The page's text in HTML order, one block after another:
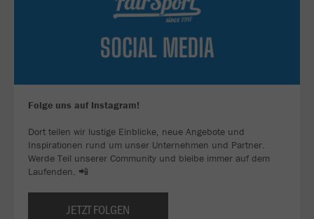
Folge uns auf Instagram!
Dort teilen wir lustige Einblicke, neue Angebote und
Inspirationen rund um unser Unternehmen und Partner.
Werde Teil unserer Community und bleibe immer auf dem
Laufenden. 📲
JETZT FOLGEN